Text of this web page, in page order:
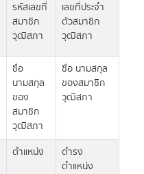
รหัสเลขที่
สมาชิก
วุฒิสภา
เลขที่ประจำ
ตัวสมาชิก
วุฒิสภา
ชื่อ
นามสกุล
ของ
สมาชิก
วุฒิสภา
ชื่อ นามสกุล
ของสมาชิก
วุฒิสภา
ตำแหน่ง
ดำรง
ตำแหน่ง